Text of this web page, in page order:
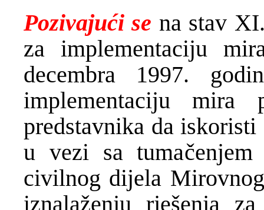
Pozivajući se na stav
za implementaciju
decembra 1997.
implementaciju mira
predstavnika da
u vezi sa tumačenjem
civilnog dijela
iznalaženju rješenja